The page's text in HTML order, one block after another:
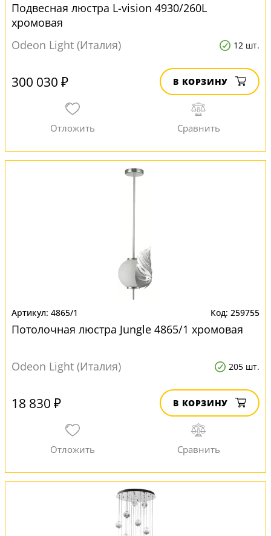
Подвесная люстра L-vision 4930/260L
хромовая
Odeon Light (Италия)
12 шт.
300 030 ₽ В КОРЗИНУ
4865/1 259755
Потолочная люстра Jungle 4865/1 хромовая
Odeon Light (Италия) 205 шт.
18 830 ₽ В КОРЗИНУ